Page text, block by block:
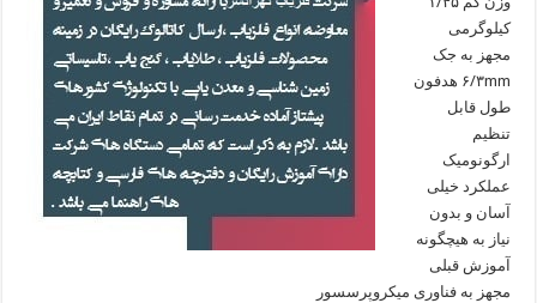
کیلوگرمی
مجهز به جک
۶/۳mm هدفون
طول قابل
تنظیم
ارگونومیک
عملکرد خیلی
آسان و بدون
نیاز به هیچگونه
آموزش قبلی
مجهز به فناوری میکروپرسسور